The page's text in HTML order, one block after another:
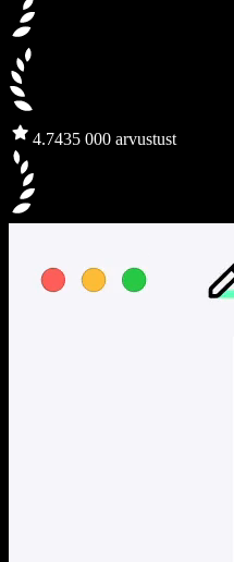
4.7435 000 arvustust